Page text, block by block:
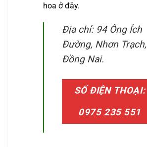
hoa ở đây.
Địa chỉ: 94 Ông Ích
Đường, Nhơn Trạch,
Đồng Nai.
SỐ ĐIỆN THOẠI:
0975 235 551